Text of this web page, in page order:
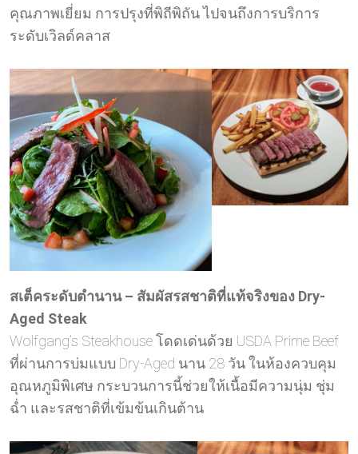
คุณภาพเยี่ยม การปรุงที่พิถีพิถัน ไปจนถึงการบริการ
ระดับเวิลด์คลาส
สเต็คระดับตำนาน – สัมผัสรสชาติที่แท้จริงของ Dry-
Aged Steak
Wolfgang’s Steakhouse โดดเด่นด้วย USDA Prime Beef
ที่ผ่านการบ่มแบบ Dry-Aged นาน 28 วัน ในห้องควบคุม
อุณหภูมิพิเศษ กระบวนการนี้ช่วยให้เนื้อมีความนุ่ม ชุ่ม
ฉ่ำ และรสชาติที่เข้มข้นเกินต้าน